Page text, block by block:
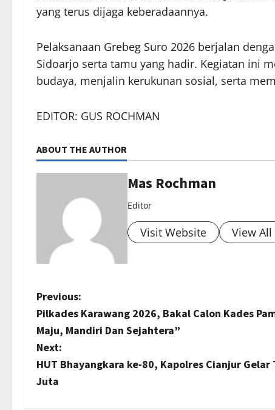
yang terus dijaga keberadaannya.
Pelaksanaan Grebeg Suro 2026 berjalan
Sidoarjo serta tamu yang hadir. Kegiatan ini
budaya, menjalin kerukunan sosial, serta
EDITOR: GUS ROCHMAN
ABOUT THE AUTHOR
Mas Rochman
Editor
Visit Website View All
P
o
s
t
Previous:
Pilkades Karawang 2026, Bakal Calon Kades
Maju, Mandiri Dan Sejahtera”
Next:
HUT Bhayangkara ke-80, Kapolres Cianjur
Juta